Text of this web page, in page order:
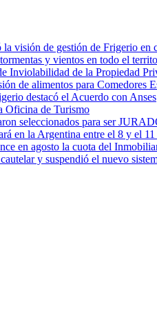
visión de gestión de Frigerio en
y vientos en todo el
Inviolabilidad de la Propiedad
de alimentos para Comedores
destacó el Acuerdo con Anses
Oficina de Turismo
seleccionados para ser
en la Argentina entre el 8 y el
en agosto la cuota del
y suspendió el nuevo